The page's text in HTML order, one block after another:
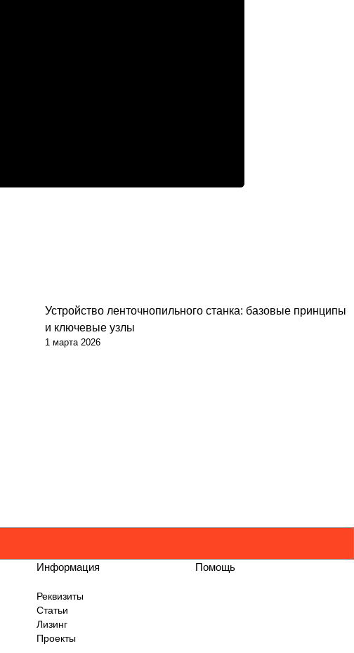
Устройство ленточнопильного станка: базовые принципы
и ключевые узлы
1 марта 2026
Информация
Реквизиты
Статьи
Лизинг
Проекты
Помощь